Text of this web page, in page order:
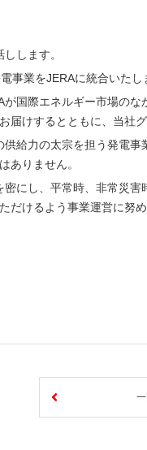
します。
事業をJERAに統合いたし
が国際エネルギー市場の
届けするとともに、当社
供給力の太宗を担う発電
ありません。
にし、平常時、非常災
だけるよう事業運営に努め